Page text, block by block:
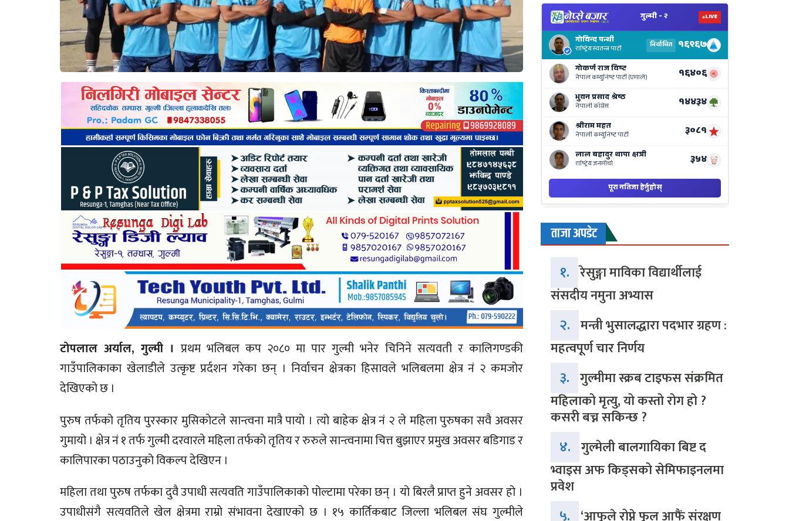
टोपलाल अर्याल, गुल्मी । प्रथम भलिबल कप २०८० मा पार गुल्मी भनेर चिनिने सत्यवती र कालिगण्डकी
गाउँपालिकाका खेलाडीले उत्कृष्ट प्रर्दशन गरेका छन् । निर्वाचन क्षेत्रका हिसावले भलिबलमा क्षेत्र नं २ कमजोर
देखिएको छ ।
पुरुष तर्फको तृतिय पुरस्कार मुसिकोटले सान्त्वना मात्रै पायो । त्यो बाहेक क्षेत्र नं २ ले महिला पुरुषका सवै अवसर
गुमायो । क्षेत्र नं १ तर्फ गुल्मी दरवारले महिला तर्फको तृतिय र रुरुले सान्त्वनामा चित्त बुझाएर प्रमुख अवसर बडिगाड र
कालिपारका पठाउनुको विकल्प देखिएन ।
महिला तथा पुरुष तर्फका दुवै उपाधी सत्यवति गाउँपालिकाको पोल्टामा परेका छन् । यो बिरलै प्राप्त हुने अवसर हो ।
उपाधीसंगै सत्यवतिले खेल क्षेत्रमा राम्रो संभावना देखाएको छ । १५ कार्तिकबाट जिल्ला भलिबल संघ गुल्मीले
ताजा अपडेट
१. रेसुङ्गा माविका विद्यार्थीलाई
संसदीय नमुना अभ्यास
२. मन्त्री भुसालद्धारा पदभार ग्रहण :
महत्वपूर्ण चार निर्णय
३. गुल्मीमा स्क्रब टाइफस संक्रमित
महिलाको मृत्यु, यो कस्तो रोग हो ?
कसरी बच्न सकिन्छ ?
४. गुल्मेली बालगायिका बिष्ट द
भ्वाइस अफ किड्सको सेमिफाइनलमा
प्रवेश
५. ‘आफूले रोप्ने फूल आफैं संरक्षण